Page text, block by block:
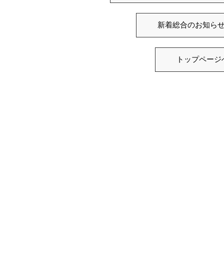
新着総合のお知ら
トップページ